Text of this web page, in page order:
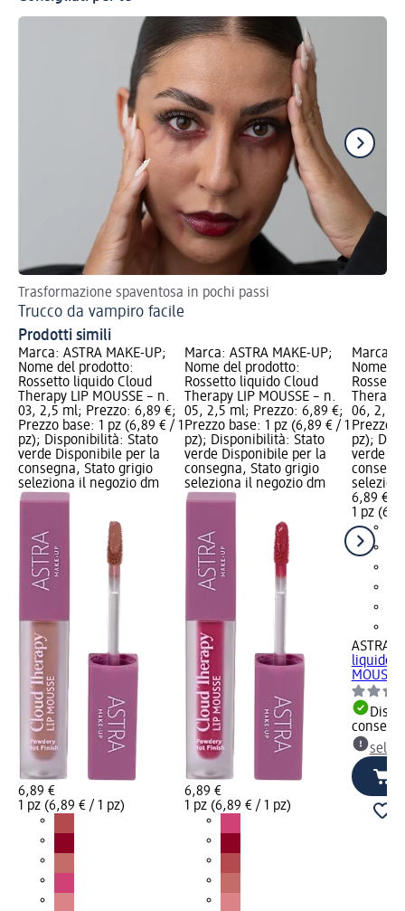
Trasformazione spaventosa in pochi passi
Trucco da vampiro facile
Prodotti simili
Marca: ASTRA MAKE-UP;
Nome del prodotto:
Rossetto liquido Cloud
Therapy LIP MOUSSE – n.
03, 2,5 ml; Prezzo: 6,89 €;
Prezzo base: 1 pz (6,89 € / 1
pz); Disponibilità: Stato
verde Disponibile per la
consegna, Stato grigio
seleziona il negozio dm
6,89 €
1 pz (6,89 € / 1 pz)
Marca: ASTRA MAKE-UP;
Nome del prodotto:
Rossetto liquido Cloud
Therapy LIP MOUSSE – n.
05, 2,5 ml; Prezzo: 6,89 €;
Prezzo base: 1 pz (6,89 € / 1
pz); Disponibilità: Stato
verde Disponibile per la
consegna, Stato grigio
seleziona il negozio dm
6,89 €
1 pz (6,89 € / 1 pz)
Marca:
Nome
Therapy
06, 2,5
Prezzo
pz);
verde
6,89 €
1 pz
ASTRA
liquido